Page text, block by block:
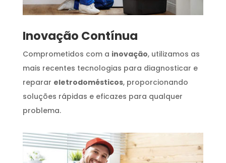
Inovação Contínua
Comprometidos com a inovação, utilizamos as
mais recentes tecnologias para diagnosticar e
reparar eletrodomésticos, proporcionando
soluções rápidas e eficazes para qualquer
problema.